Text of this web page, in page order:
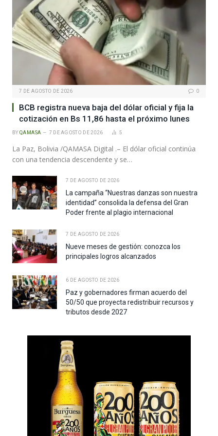
7 DE AGOSTO DE 2026 0
BCB registra nueva baja del dólar oficial y fija la
cotización en Bs 11,86 hasta el próximo lunes
BY QAMASA 7 DE AGOSTO DE 2026 5
La Paz, Bolivia /QAMASA Digital .– El dólar oficial continúa
con una tendencia descendente y se…
7 DE AGOSTO DE 2026
La campaña “Nuestras danzas son nuestra
identidad” consolida la defensa del Gran
Poder frente al plagio internacional
7 DE AGOSTO DE 2026
Nueve meses de gestión: conozca los
principales logros alcanzados
6 DE AGOSTO DE 2026
Paz y gobernadores firman acuerdo del
50/50 que proyecta redistribuir recursos y
tributos desde 2027